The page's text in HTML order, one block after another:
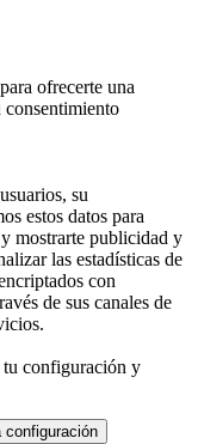
ofrecerte una
consentimiento
su
estos datos para
mostrarte publicidad y
las estadísticas de
con
de sus canales de
tu configuración y
configuración